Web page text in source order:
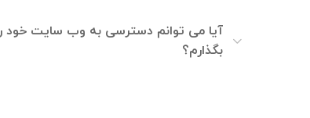
آیا می توانم دسترسی به وب سایت خود را
بگذارم؟